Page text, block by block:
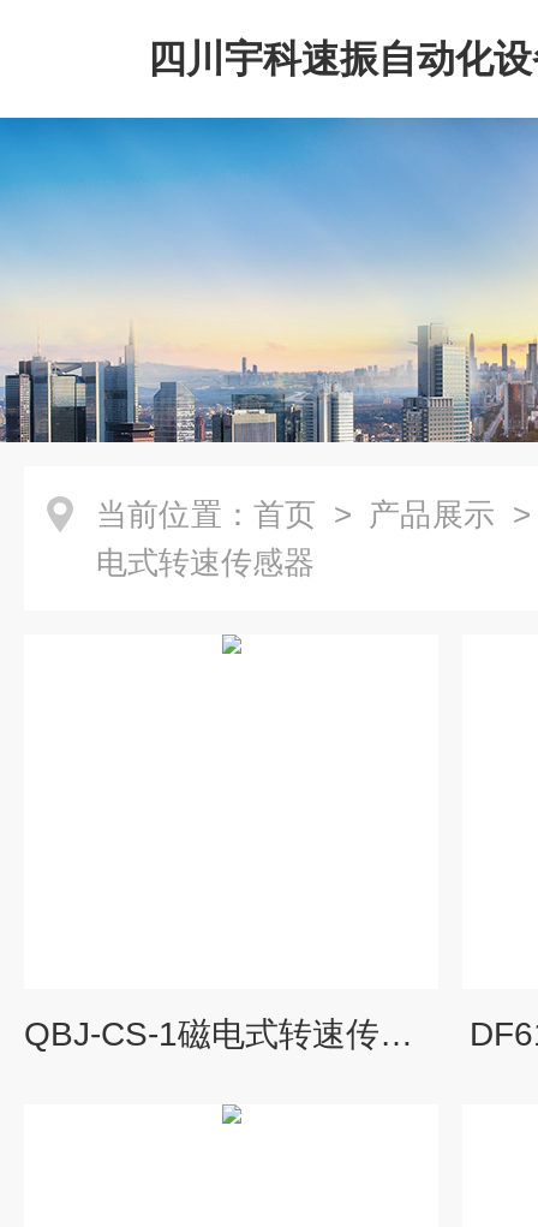
四川宇科速振自动化
公司
当前位置： 首页 > 产品展示
电式转速传感器
QBJ-CS-1磁电式转速传感器